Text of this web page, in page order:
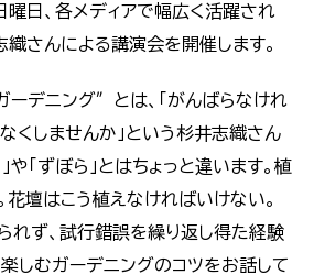
、各メディアで幅広く活躍され
織さんによる講演会を開催します。
ーデニング″とは、「がんばらなけれ
くしませんか」という杉井志織さん
や「ずぼら」とはちょっと違います。植
花壇はこう植えなければいけない。
れず、試行錯誤を繰り返し得た経験
楽しむガーデニングのコツをお話して